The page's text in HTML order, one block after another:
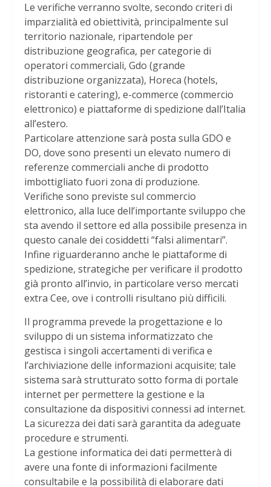
Le verifiche verranno svolte, secondo criteri di
imparzialità ed obiettività, principalmente sul
territorio nazionale, ripartendole per
distribuzione geografica, per categorie di
operatori commerciali, Gdo (grande
distribuzione organizzata), Horeca (hotels,
ristoranti e catering), e-commerce (commercio
elettronico) e piattaforme di spedizione dall’Italia
all’estero.
Particolare attenzione sarà posta sulla GDO e
DO, dove sono presenti un elevato numero di
referenze commerciali anche di prodotto
imbottigliato fuori zona di produzione.
Verifiche sono previste sul commercio
elettronico, alla luce dell’importante sviluppo che
sta avendo il settore ed alla possibile presenza in
questo canale dei cosiddetti “falsi alimentari”.
Infine riguarderanno anche le piattaforme di
spedizione, strategiche per verificare il prodotto
già pronto all’invio, in particolare verso mercati
extra Cee, ove i controlli risultano più difficili.
Il programma prevede la progettazione e lo
sviluppo di un sistema informatizzato che
gestisca i singoli accertamenti di verifica e
l’archiviazione delle informazioni acquisite; tale
sistema sarà strutturato sotto forma di portale
internet per permettere la gestione e la
consultazione da dispositivi connessi ad internet.
La sicurezza dei dati sarà garantita da adeguate
procedure e strumenti.
La gestione informatica dei dati permetterà di
avere una fonte di informazioni facilmente
consultabile e la possibilità di elaborare dati